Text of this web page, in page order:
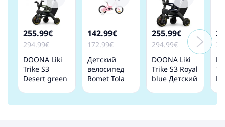
255.99€
294.99€
DOONA Liki
Trike S3
Desert green
велосипед
142.99€
172.99€
Детский
велосипед
Romet Tola
255.99€
294.99€
DOONA Liki
Trike S3 Royal
blue Детский